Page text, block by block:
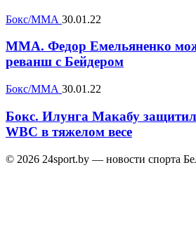
Бокс/ММА 30.01.22
MMA. Федор Емельяненко
реванш с Бейдером
Бокс/ММА 30.01.22
Бокс. Илунга Макабу
WBC в тяжелом весе
© 2026 24sport.by — новости спорта